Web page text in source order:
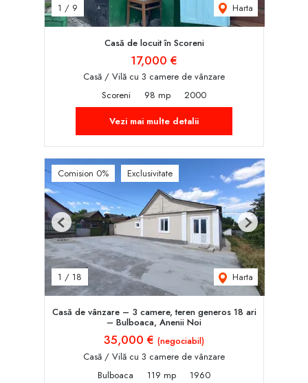
1 / 9 Harta
Casă de locuit în Scoreni
17,000 €
Casă / Vilă cu 3 camere de vânzare
Scoreni
98 mp
2000
Vezi mai multe detalii
Comision 0% Exclusivitate
1 / 18 Harta
Previous Next
Casă de vânzare – 3 camere, teren generos 18 ari
– Bulboaca, Anenii Noi
35,000 € (negociabil)
Casă / Vilă cu 3 camere de vânzare
Bulboaca
119 mp
1960